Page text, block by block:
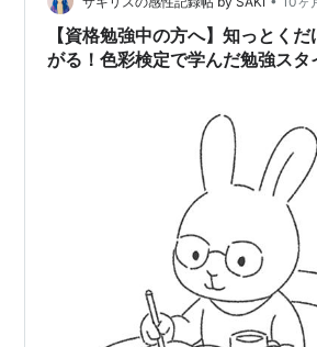
知りたかったー。 この試験には高校の
センスないんだなぁって落ち込んだ…
【資格勉強中の方へ】知っとく
がる！色彩検定で学んだ勉強スタ